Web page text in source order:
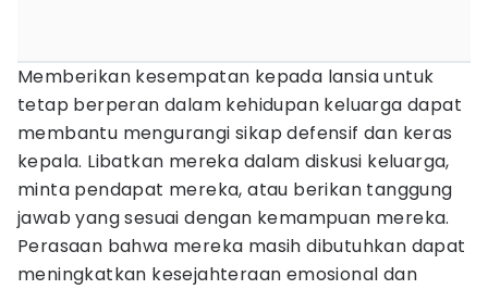
Memberikan kesempatan kepada lansia untuk
tetap berperan dalam kehidupan keluarga dapat
membantu mengurangi sikap defensif dan keras
kepala. Libatkan mereka dalam diskusi keluarga,
minta pendapat mereka, atau berikan tanggung
jawab yang sesuai dengan kemampuan mereka.
Perasaan bahwa mereka masih dibutuhkan dapat
meningkatkan kesejahteraan emosional dan